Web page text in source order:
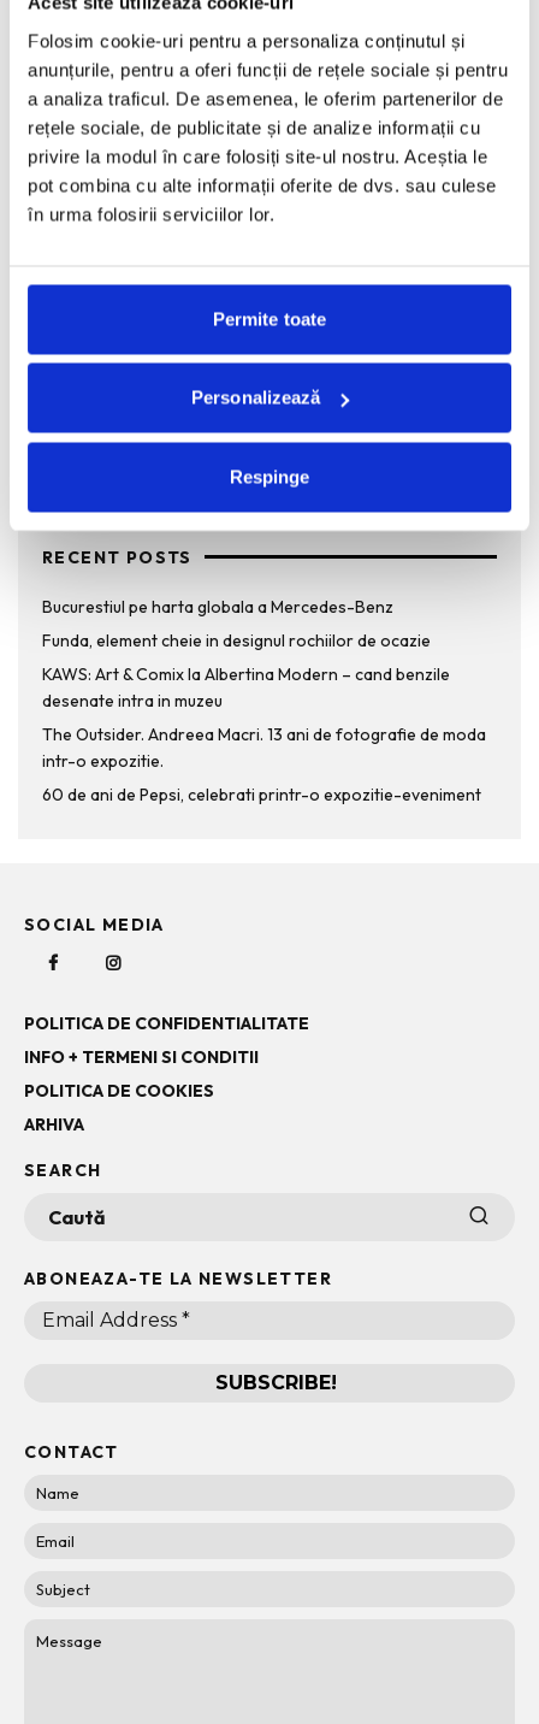
Folosim cookie-uri pentru a personaliza conținutul și
anunțurile, pentru a oferi funcții de rețele sociale și pentru
a analiza traficul. De asemenea, le oferim partenerilor de
rețele sociale, de publicitate și de analize informații cu
privire la modul în care folosiți site-ul nostru. Aceștia le
pot combina cu alte informații oferite de dvs. sau culese
în urma folosirii serviciilor lor.
Permite toate
Personalizează
Respinge
REDACTORII ECHIPEI OCTOMBRIE 4, 2012
Parisul are nevoie de moda sa respire. Intre 25 septembrie si 3
octombrie, capitala Frantei a devenit scena...
H&M anunta colaborarea cu casa de moda Maison Martin Margiela
pentru sezonul toamna-iarna 2012. Colectia cuprinde articole
RECENT POSTS
Bucurestiul pe harta globala a Mercedes-Benz
Funda, element cheie in designul rochiilor de ocazie
KAWS: Art & Comix la Albertina Modern – cand benzile
desenate intra in muzeu
The Outsider. Andreea Macri. 13 ani de fotografie de moda
intr-o expozitie.
60 de ani de Pepsi, celebrati printr-o expozitie-eveniment
SOCIAL MEDIA
POLITICA DE CONFIDENTIALITATE
INFO + TERMENI SI CONDITII
POLITICA DE COOKIES
ARHIVA
SEARCH
ABONEAZA-TE LA NEWSLETTER
CONTACT